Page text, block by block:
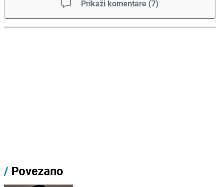
Prikaži komentare (7)
/ Povezano